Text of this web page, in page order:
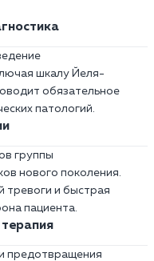
шкалу Йеля-
обязательное
патологий.
группы
нового поколения.
тревоги и быстрая
пациента.
предотвращения